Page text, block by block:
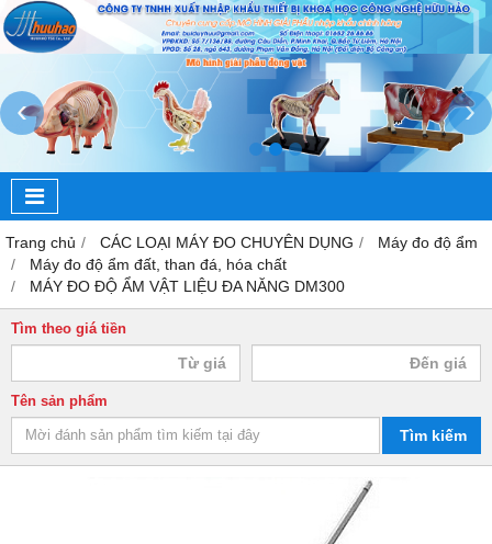
‹ ›
Trang chủ CÁC LOẠI MÁY ĐO CHUYÊN DỤNG
Máy đo độ ẩm
Máy đo độ ẩm đất, than đá, hóa chất
MÁY ĐO ĐỘ ẨM VẬT LIỆU ĐA NĂNG DM300
Tìm theo giá tiền
Tên sản phẩm
Tìm kiếm